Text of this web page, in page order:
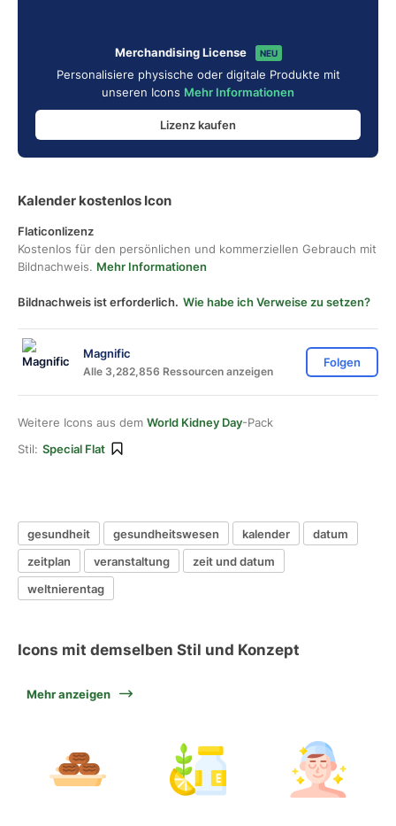
Merchandising License NEU
Personalisiere physische oder digitale Produkte mit
unseren Icons Mehr Informationen
Lizenz kaufen
Kalender kostenlos Icon
Flaticonlizenz
Kostenlos für den persönlichen und kommerziellen Gebrauch mit
Bildnachweis. Mehr Informationen
Bildnachweis ist erforderlich. Wie habe ich Verweise zu setzen?
Magnific
Alle 3,282,856 Ressourcen anzeigen
Folgen
Weitere Icons aus dem World Kidney Day-Pack
Stil: Special Flat
gesundheit gesundheitswesen kalender
datum
zeitplan
veranstaltung
zeit und datum
weltnierentag
Icons mit demselben Stil und Konzept
Mehr anzeigen